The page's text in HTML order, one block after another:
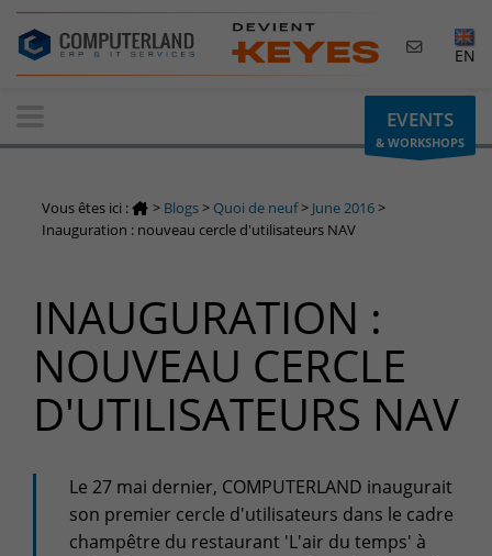
Contactez-nous
Demande d'informations
N'hésitez pas à nous contacter
+32(0)800 12 512
info-cpld@keyes.eu
Luxembourg
+352 26 59 06 86
info-cpld@keyes.eu
Accès à la zone d'information réservée aux clients :
Espace client
EN
EVENTS
& WORKSHOPS
Vous êtes ici : > Blogs> Quoi de neuf> June 2016>
Inauguration : nouveau cercle d'utilisateurs NAV
INAUGURATION :
NOUVEAU CERCLE
D'UTILISATEURS NAV
Le 27 mai dernier, COMPUTERLAND inaugurait
son premier cercle d'utilisateurs dans le cadre
champêtre du restaurant 'L'air du temps' à